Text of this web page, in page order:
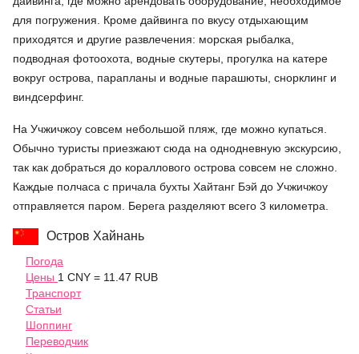
для погружения. Кроме дайвинга по вкусу отдыхающим
приходятся и другие развлечения: морская рыбалка,
подводная фотоохота, водные скутеры, прогулка на катере
вокруг острова, парапланы и водные парашюты, снорклинг и
виндсерфинг.
На Учжичжоу совсем небольшой пляж, где можно купаться.
Обычно туристы приезжают сюда на однодневную экскурсию,
так как добраться до кораллового острова совсем не сложно.
Каждые полчаса с причала бухты Хайтанг Бэй до Учжичжоу
отправляется паром. Берега разделяют всего 3 километра.
Остров Хайнань
Погода
Цены 1 CNY = 11.47 RUB
Транспорт
Статьи
Шоппинг
Переводчик